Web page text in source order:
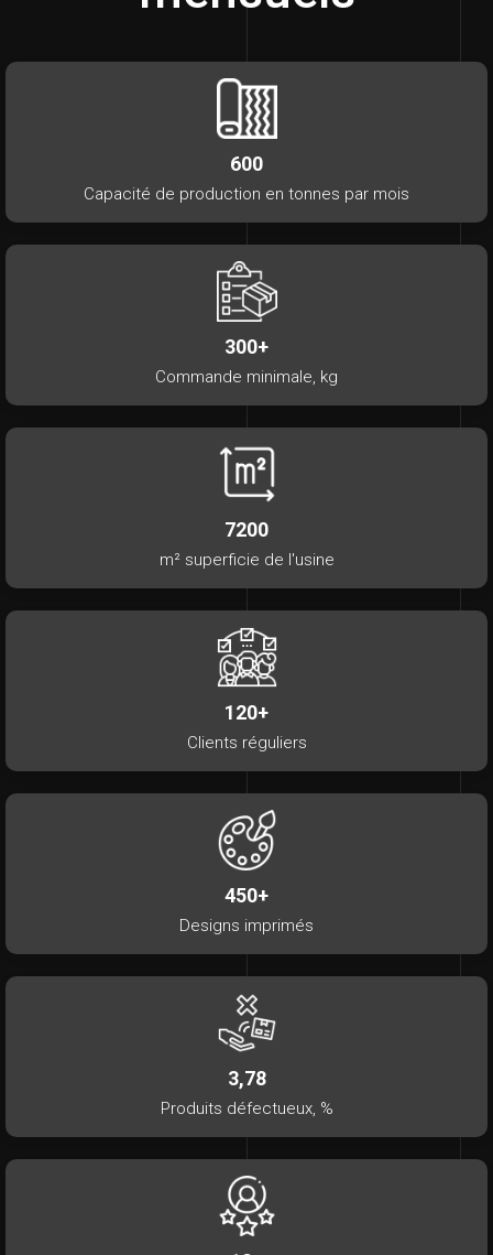
600
Capacité de production en tonnes par mois
300+
Commande minimale, kg
7200
m² superficie de l'usine
120+
Clients réguliers
450+
Designs imprimés
3,78
Produits défectueux, %